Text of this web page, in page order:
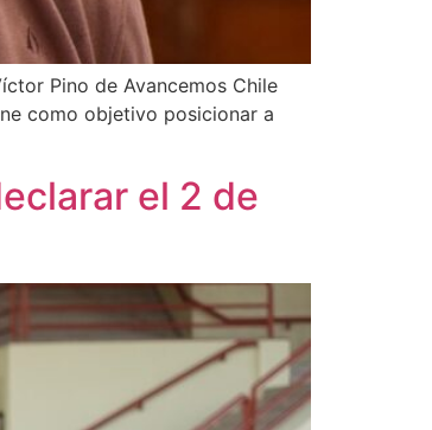
Pino de Avancemos Chile
como objetivo posicionar a
el 2 de